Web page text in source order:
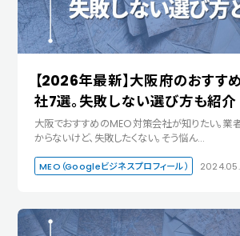
【2026年最新】大阪府のおすす
社7選。失敗しない選び方も紹介
大阪でおすすめのMEO対策会社が知りたい。業
からないけど、失敗したくない。そう悩ん…
MEO（Googleビジネスプロフィール）